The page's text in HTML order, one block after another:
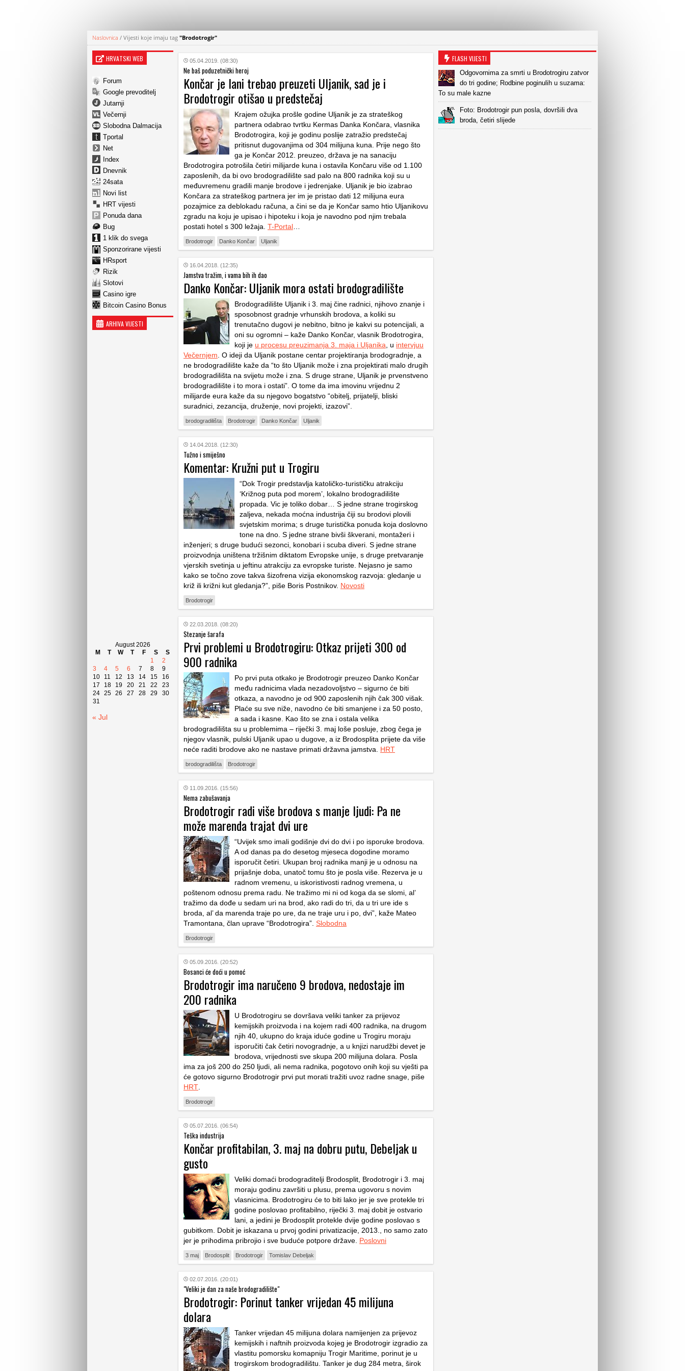
Naslovnica / Vijesti koje imaju tag "Brodotrogir"
HRVATSKI WEB
Forum
Google prevoditelj
Jutarnji
Večernji
Slobodna Dalmacija
Tportal
Net
Index
Dnevnik
24sata
Novi list
HRT vijesti
Ponuda dana
Bug
1 klik do svega
Sponzorirane vijesti
HRsport
Rizik
Slotovi
Casino igre
Bitcoin Casino Bonus
ARHIVA VIJESTI
August 2026
M
T W T F S
S
1
2
3
4 5 6 7 8
9
10
11 12 13 14 15
16
17
18 19 20 21 22
23
24 25 26 27 28 29
30
31
« Jul
05.04.2019. (08:30)
Ne baš poduzetnički heroj
Končar je lani trebao preuzeti Uljanik, sad je i
Brodotrogir otišao u predstečaj
Krajem ožujka prošle godine Uljanik je za strateškog
partnera odabrao tvrtku Kermas Danka Končara, vlasnika
Brodotrogira, koji je godinu poslije zatražio predstečaj
pritisnut dugovanjima od 304 milijuna kuna. Prije nego što
ga je Končar 2012. preuzeo, država je na sanaciju
Brodotrogira potrošila četiri milijarde kuna i ostavila Končaru više od 1.100
zaposlenih, da bi ovo brodogradilište sad palo na 800 radnika koji su u
međuvremenu gradili manje brodove i jedrenjake. Uljanik je bio izabrao
Končara za strateškog partnera jer im je pristao dati 12 milijuna eura
pozajmice za deblokadu računa, a čini se da je Končar samo htio Uljanikovu
zgradu na koju je upisao i hipoteku i koja je navodno pod njim trebala
postati hotel s 300 ležaja. T-Portal
Brodotrogir Danko Končar Uljanik
16.04.2018. (12:35)
Jamstva tražim, i vama bih ih dao
Danko Končar: Uljanik mora ostati brodogradilište
Brodogradilište Uljanik i 3. maj čine radnici, njihovo znanje i
sposobnost gradnje vrhunskih brodova, a koliki su
trenutačno dugovi je nebitno, bitno je kakvi su potencijali, a
oni su ogromni – kaže Danko Končar, vlasnik Brodotrogira,
koji je u procesu preuzimanja 3. maja i Uljanika , u intervjuu
Večernjem . O ideji da Uljanik postane centar projektiranja brodogradnje, a
ne brodogradilište kaže da “to što Uljanik može i zna projektirati malo drugih
brodogradilišta na svijetu može i zna. S druge strane, Uljanik je prvenstveno
brodogradilište i to mora i ostati”. O tome da ima imovinu vrijednu 2
milijarde eura kaže da su njegovo bogatstvo “obitelj, prijatelji, bliski
suradnici, zezancija, druženje, novi projekti, izazovi”.
brodogradilišta Brodotrogir Danko Končar Uljanik
14.04.2018. (12:30)
Tužno i smiješno
Komentar: Kružni put u Trogiru
“Dok Trogir predstavlja katoličko-turističku atrakciju
‘Križnog puta pod morem’, lokalno brodogradilište
propada. Vic je toliko dobar… S jedne strane trogirskog
zaljeva, nekada moćna industrija čiji su brodovi plovili
svjetskim morima; s druge turistička ponuda koja doslovno
tone na dno. S jedne strane bivši škverani, montažeri i
inženjeri; s druge budući sezonci, konobari i scuba diveri. S jedne strane
proizvodnja uništena tržišnim diktatom Evropske unije, s druge pretvaranje
vjerskih svetinja u jeftinu atrakciju za evropske turiste. Nejasno je samo
kako se točno zove takva šizofrena vizija ekonomskog razvoja: gledanje u
križ ili križni kut gledanja?”, piše Boris Postnikov. Novosti
Brodotrogir
22.03.2018. (08:20)
Stezanje šarafa
Prvi problemi u Brodotrogiru: Otkaz prijeti 300 od
900 radnika
Po prvi puta otkako je Brodotrogir preuzeo Danko Končar
među radnicima vlada nezadovoljstvo – sigurno će biti
otkaza, a navodno je od 900 zaposlenih njih čak 300 višak.
Plaće su sve niže, navodno će biti smanjene i za 50 posto,
a sada i kasne. Kao što se zna i ostala velika
brodogradilišta su u problemima – riječki 3. maj loše posluje, zbog čega je
njegov vlasnik, pulski Uljanik upao u dugove, a iz Brodosplita prijete da više
neće raditi brodove ako ne nastave primati državna jamstva. HRT
brodogradilišta Brodotrogir
11.09.2016. (15:56)
Nema zabušavanja
Brodotrogir radi više brodova s manje ljudi: Pa ne
može marenda trajat dvi ure
“Uvijek smo imali godišnje dvi do dvi i po isporuke brodova.
A od danas pa do desetog mjeseca dogodine moramo
isporučit četiri. Ukupan broj radnika manji je u odnosu na
prijašnje doba, unatoč tomu što je posla više. Rezerva je u
radnom vremenu, u iskoristivosti radnog vremena, u
poštenom odnosu prema radu. Ne tražimo mi ni od koga da se slomi, al’
tražimo da dođe u sedam uri na brod, ako radi do tri, da u tri ure ide s
broda, al’ da marenda traje po ure, da ne traje uru i po, dvi”, kaže Mateo
Tramontana, član uprave “Brodotrogira”. Slobodna
Brodotrogir
05.09.2016. (20:52)
Bosanci će doći u pomoć
Brodotrogir ima naručeno 9 brodova, nedostaje im
200 radnika
U Brodotrogiru se dovršava veliki tanker za prijevoz
kemijskih proizvoda i na kojem radi 400 radnika, na drugom
njih 40, ukupno do kraja iduće godine u Trogiru moraju
isporučiti čak četiri novogradnje, a u knjizi narudžbi devet je
brodova, vrijednosti sve skupa 200 milijuna dolara. Posla
ima za još 200 do 250 ljudi, ali nema radnika, pogotovo onih koji su vješti pa
će gotovo sigurno Brodotrogir prvi put morati tražiti uvoz radne snage, piše
HRT
Brodotrogir
05.07.2016. (06:54)
Teška industrija
Končar profitabilan, 3. maj na dobru putu, Debeljak u
gusto
Veliki domaći brodograditelji Brodosplit, Brodotrogir i 3. maj
moraju godinu završiti u plusu, prema ugovoru s novim
vlasnicima. Brodotrogiru će to biti lako jer je sve protekle tri
godine poslovao profitabilno, riječki 3. maj dobit je ostvario
lani, a jedini je Brodosplit protekle dvije godine poslovao s
gubitkom. Dobit je iskazana u prvoj godini privatizacije, 2013., no samo zato
jer je prihodima pribrojio i sve buduće potpore države. Poslovni
3 maj Brodosplit Brodotrogir Tomislav Debeljak
02.07.2016. (20:01)
"Veliki je dan za naše brodogradilište"
Brodotrogir: Porinut tanker vrijedan 45 milijuna
dolara
Tanker vrijedan 45 milijuna dolara namijenjen za prijevoz
kemijskih i naftnih proizvoda kojeg je Brodotrogir izgradio za
vlastitu pomorsku komapniju Trogir Maritime, porinut je u
trogirskom brodogradilištu. Tanker je dug 284 metra, širok
FLASH VIJESTI
Odgovornima za smrti u Brodotrogiru zatvor
do tri godine; Rodbine poginulih u suzama:
To su male kazne
Foto: Brodotrogir pun posla, dovršili dva
broda, četiri slijede